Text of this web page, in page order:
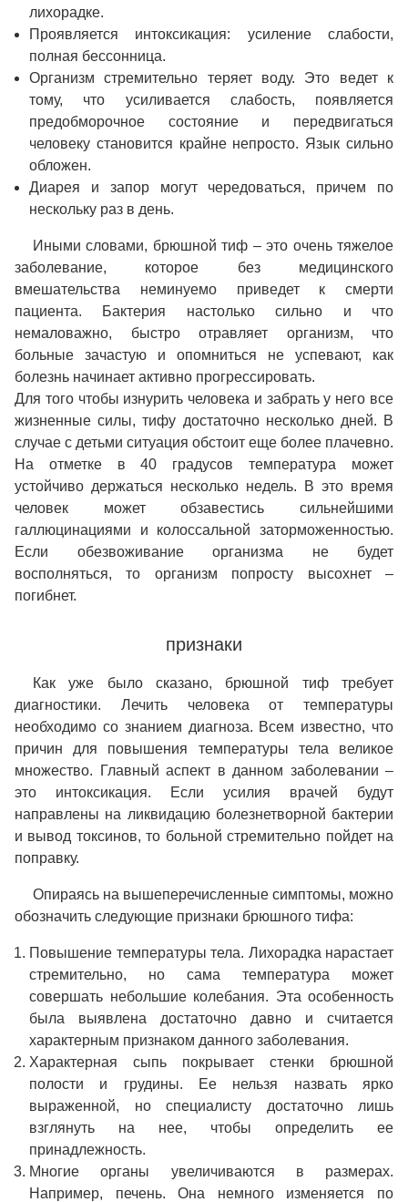
лихорадке.
Проявляется интоксикация: усиление слабости,
полная бессонница.
Организм стремительно теряет воду. Это ведет к
тому, что усиливается слабость, появляется
предобморочное состояние и передвигаться
человеку становится крайне непросто. Язык сильно
обложен.
Диарея и запор могут чередоваться, причем по
нескольку раз в день.
Иными словами, брюшной тиф – это очень тяжелое
заболевание, которое без медицинского
вмешательства неминуемо приведет к смерти
пациента. Бактерия настолько сильно и что
немаловажно, быстро отравляет организм, что
больные зачастую и опомниться не успевают, как
болезнь начинает активно прогрессировать.
Для того чтобы изнурить человека и забрать у него все
жизненные силы, тифу достаточно несколько дней. В
случае с детьми ситуация обстоит еще более плачевно.
На отметке в 40 градусов температура может
устойчиво держаться несколько недель. В это время
человек может обзавестись сильнейшими
галлюцинациями и колоссальной заторможенностью.
Если обезвоживание организма не будет
восполняться, то организм попросту высохнет –
погибнет.
признаки
Как уже было сказано, брюшной тиф требует
диагностики. Лечить человека от температуры
необходимо со знанием диагноза. Всем известно, что
причин для повышения температуры тела великое
множество. Главный аспект в данном заболевании –
это интоксикация. Если усилия врачей будут
направлены на ликвидацию болезнетворной бактерии
и вывод токсинов, то больной стремительно пойдет на
поправку.
Опираясь на вышеперечисленные симптомы, можно
обозначить следующие признаки брюшного тифа:
Повышение температуры тела. Лихорадка нарастает
стремительно, но сама температура может
совершать небольшие колебания. Эта особенность
была выявлена достаточно давно и считается
характерным признаком данного заболевания.
Характерная сыпь покрывает стенки брюшной
полости и грудины. Ее нельзя назвать ярко
выраженной, но специалисту достаточно лишь
взглянуть на нее, чтобы определить ее
принадлежность.
Многие органы увеличиваются в размерах.
Например, печень. Она немного изменяется по